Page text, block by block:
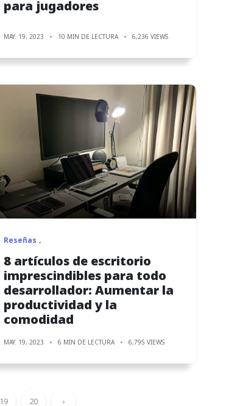
para jugadores
MAY. 19, 2023 10 MIN DE LECTURA 6,236 VIEWS
Reseñas
8 artículos de escritorio
imprescindibles para todo
desarrollador: Aumentar la
productividad y la
comodidad
MAY. 19, 2023 6 MIN DE LECTURA 6,795 VIEWS
19 20 ›